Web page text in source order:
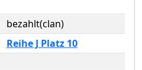
bezahlt(clan)
Reihe J Platz 10